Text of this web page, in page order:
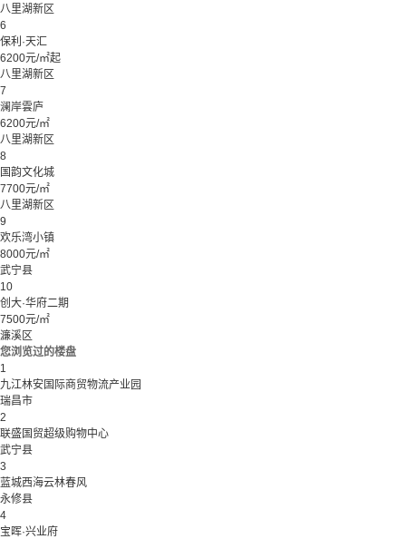
八里湖新区
6
保利·天汇
6200元/㎡起
八里湖新区
7
澜岸雲庐
6200元/㎡
八里湖新区
8
国韵文化城
7700元/㎡
八里湖新区
9
欢乐湾小镇
8000元/㎡
武宁县
10
创大·华府二期
7500元/㎡
濂溪区
您浏览过的楼盘
1
九江林安国际商贸物流产业园
瑞昌市
2
联盛国贸超级购物中心
武宁县
3
蓝城西海云林春风
永修县
4
宝晖·兴业府